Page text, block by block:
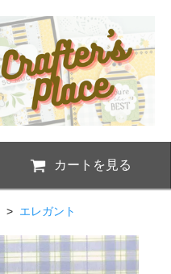
カートを見る
> エレガント